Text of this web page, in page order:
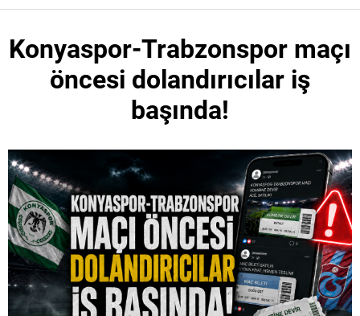
Konyaspor-Trabzonspor maçı
öncesi dolandırıcılar iş
başında!